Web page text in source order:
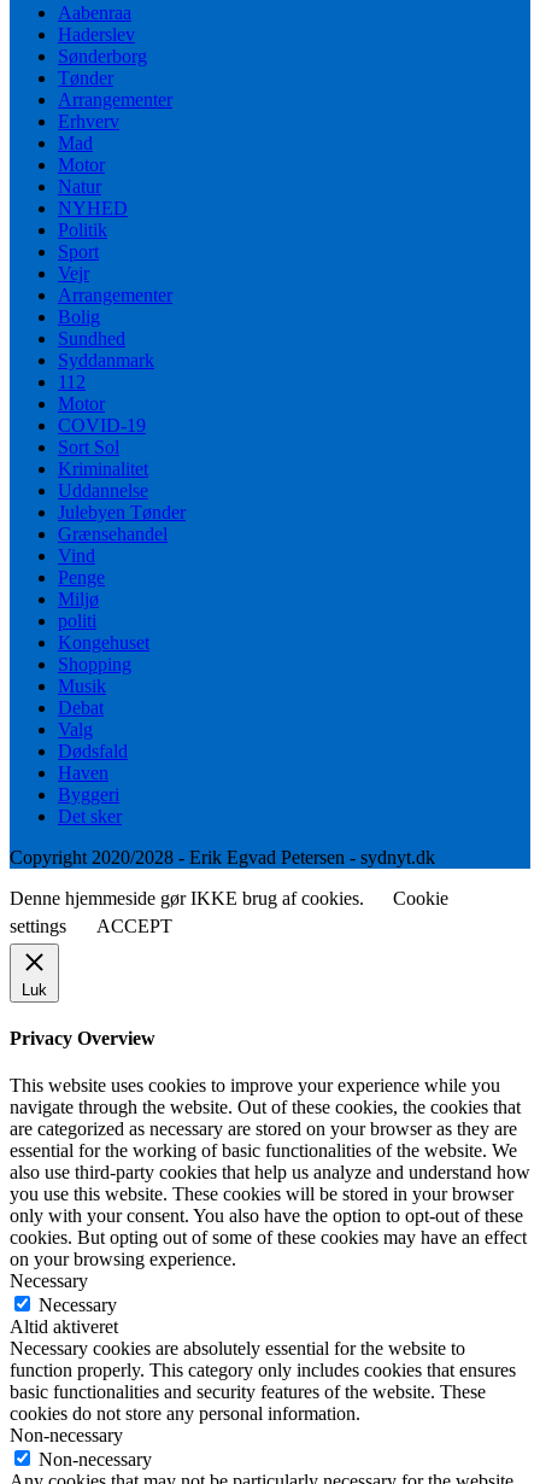
Aabenraa
Haderslev
Sønderborg
Tønder
Arrangementer
Erhverv
Mad
Motor
Natur
NYHED
Politik
Sport
Vejr
Arrangementer
Bolig
Sundhed
Syddanmark
112
Motor
COVID-19
Sort Sol
Kriminalitet
Uddannelse
Julebyen Tønder
Grænsehandel
Vind
Penge
Miljø
politi
Kongehuset
Shopping
Musik
Debat
Valg
Dødsfald
Haven
Byggeri
Det sker
Copyright 2020/2028 - Erik Egvad Petersen - sydnyt.dk
Denne hjemmeside gør IKKE brug af cookies.
Cookie
settings
ACCEPT
Luk
Privacy Overview
This website uses cookies to improve your experience while you
navigate through the website. Out of these cookies, the cookies that
are categorized as necessary are stored on your browser as they are
essential for the working of basic functionalities of the website. We
also use third-party cookies that help us analyze and understand how
you use this website. These cookies will be stored in your browser
only with your consent. You also have the option to opt-out of these
cookies. But opting out of some of these cookies may have an effect
on your browsing experience.
Necessary
Necessary
Altid aktiveret
Necessary cookies are absolutely essential for the website to
function properly. This category only includes cookies that ensures
basic functionalities and security features of the website. These
cookies do not store any personal information.
Non-necessary
Non-necessary